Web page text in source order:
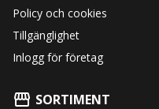
Policy och cookies
Tillgänglighet
Inlogg för företag
SORTIMENT